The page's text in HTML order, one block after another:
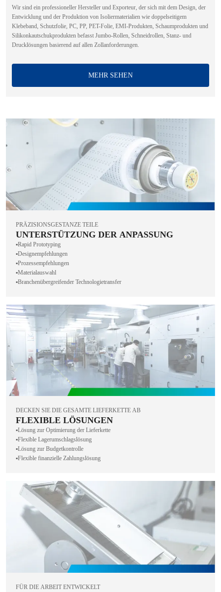
Wir sind ein professioneller Hersteller und Exporteur, der sich mit dem Design, der
Entwicklung und der Produktion von Isoliermaterialien wie doppelseitigem
Klebeband, Schutzfolie, PC, PP, PET-Folie, EMI-Produkten, Schaumprodukten und
Silikonkautschukprodukten befasst Jumbo-Rollen, Schneidrollen, Stanz- und
Drucklösungen basierend auf allen Zollanforderungen.
MEHR SEHEN
PRÄZISIONSGESTANZE TEILE
UNTERSTÜTZUNG DER ANPASSUNG
▪️Rapid Prototyping
▪️Designempfehlungen
▪️Prozessempfehlungen
▪️Materialauswahl
▪️Branchenübergreifender Technologietransfer
DECKEN SIE DIE GESAMTE LIEFERKETTE AB
FLEXIBLE LÖSUNGEN
▪️Lösung zur Optimierung der Lieferkette
▪️Flexible Lagerumschlagslösung
▪️Lösung zur Budgetkontrolle
▪️Flexible finanzielle Zahlungslösung
FÜR DIE ARBEIT ENTWICKELT